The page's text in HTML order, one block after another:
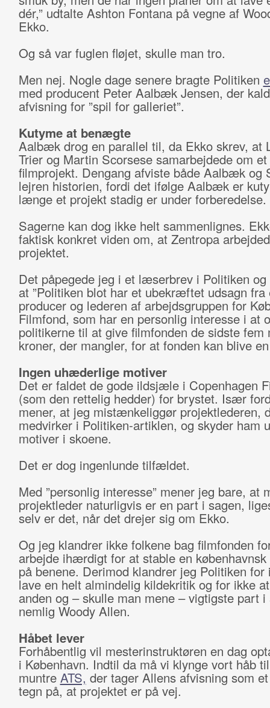
dér,” udtalte Ashton Fontana på vegne af
Ekko.
Og så var fuglen fløjet, skulle man tro.
Men nej. Nogle dage senere bragte Politiken
med producent Peter Aalbæk Jensen, der
afvisning for ”spil for galleriet”.
Kutyme at benægte
Aalbæk drog en parallel til, da Ekko skrev, at
Trier og Martin Scorsese samarbejdede om et
filmprojekt. Dengang afviste både Aalbæk og
lejren historien, fordi det ifølge Aalbæk er
længe et projekt stadig er under forberedelse.
Sagerne kan dog ikke helt sammenlignes.
faktisk konkret viden om, at Zentropa
projektet.
Det påpegede jeg i et læserbrev i Politiken
at ”Politiken blot har et ubekræftet udsagn fra
producer og lederen af arbejdsgruppen for
Filmfond, som har en personlig interesse i at
politikerne til at give filmfonden de sidste fem
kroner, der mangler, for at fonden kan blive
Ingen uhæderlige motiver
Det er faldet de gode ildsjæle i Copenhagen
(som den rettelig hedder) for brystet. Især
mener, at jeg mistænkeliggør projektlederen,
medvirker i Politiken-artiklen, og skyder ham
motiver i skoene.
Det er dog ingenlunde tilfældet.
Med ”personlig interesse” mener jeg bare, at
projektleder naturligvis er en part i sagen,
selv er det, når det drejer sig om Ekko.
Og jeg klandrer ikke folkene bag filmfonden
arbejde ihærdigt for at stable en københavnsk
på benene. Derimod klandrer jeg Politiken for
lave en helt almindelig kildekritik og for ikke
anden og – skulle man mene – vigtigste part i
nemlig Woody Allen.
Håbet lever
Forhåbentlig vil mesterinstruktøren en dag
i København. Indtil da må vi klynge vort håb
muntre ATS, der tager Allens afvisning som
tegn på, at projektet er på vej.